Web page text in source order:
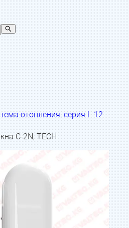
отопления, серия L-12
C-2N, TECH